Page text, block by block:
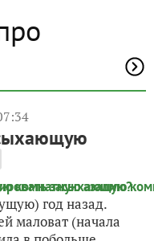
год назад.
маловат (начала